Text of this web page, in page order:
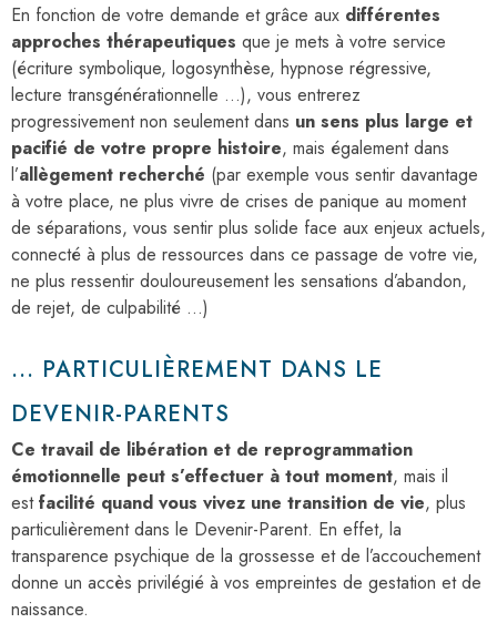
En fonction de votre demande et grâce aux différentes
approches thérapeutiques que je mets à votre service
(écriture symbolique, logosynthèse, hypnose régressive,
lecture transgénérationnelle …), vous entrerez
progressivement non seulement dans un sens plus large et
pacifié de votre propre histoire, mais également dans
l’allègement recherché (par exemple vous sentir davantage
à votre place, ne plus vivre de crises de panique au moment
de séparations, vous sentir plus solide face aux enjeux actuels,
connecté à plus de ressources dans ce passage de votre vie,
ne plus ressentir douloureusement les sensations d’abandon,
de rejet, de culpabilité …)
... PARTICULIÈREMENT DANS LE
DEVENIR-PARENTS
Ce travail de libération et de reprogrammation
émotionnelle peut s’effectuer à tout moment, mais il
estfacilité quand vous vivez une transition de vie, plus
particulièrement dans le Devenir-Parent. En effet, la
transparence psychique de la grossesse et de l’accouchement
donne un accès privilégié à vos empreintes de gestation et de
naissance.